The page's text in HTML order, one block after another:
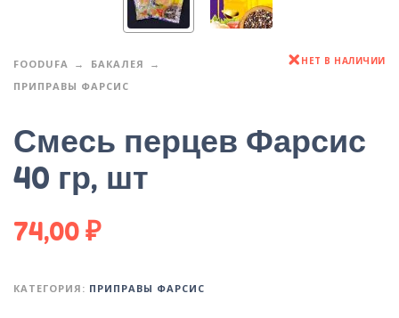
FOODUFA
БАКАЛЕЯ
ПРИПРАВЫ ФАРСИС
НЕТ В НАЛИЧИИ
Смесь перцев Фарсис
40 гр, шт
74,00₽
КАТЕГОРИЯ: ПРИПРАВЫ ФАРСИС